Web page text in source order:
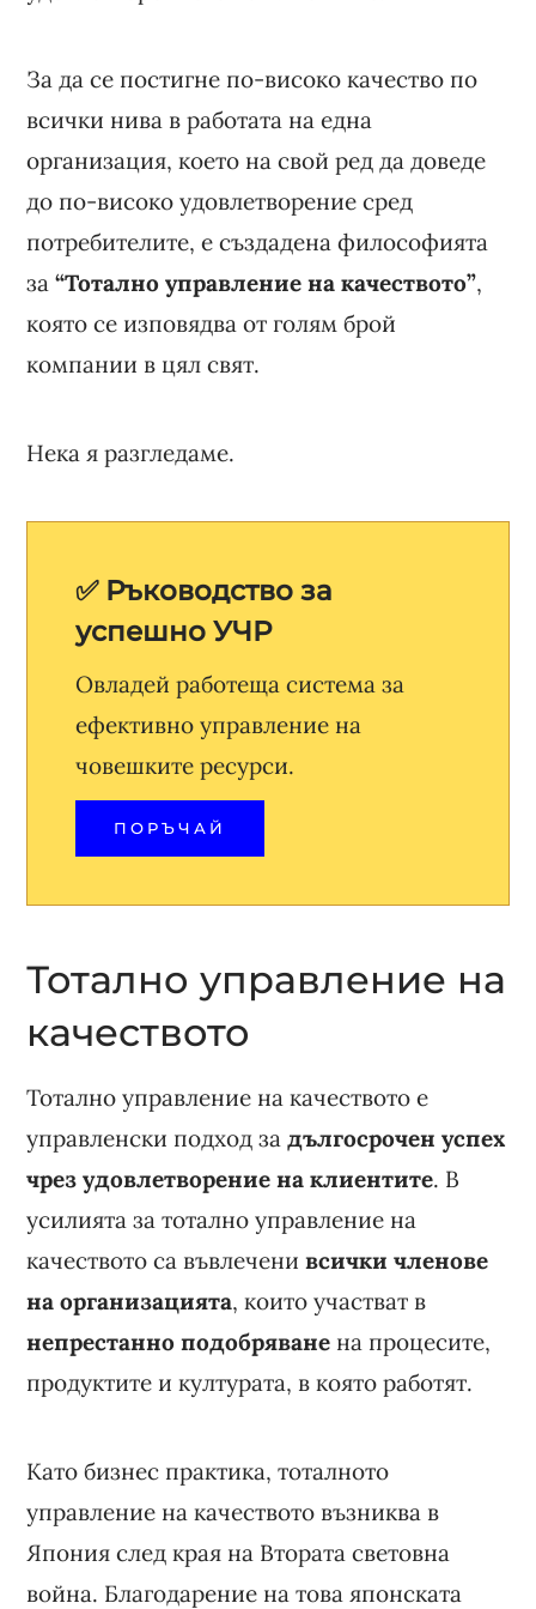
За да се постигне по-високо качество по
всички нива в работата на една
организация, което на свой ред да доведе
до по-високо удовлетворение сред
потребителите, е създадена философията
за“Тотално управление на качеството”,
която се изповядва от голям брой
компании в цял свят.
Нека я разгледаме.
✅ Ръководство за
успешно УЧР
Овладей работеща система за
ефективно управление на
човешките ресурси.
ПОРЪЧАЙ
Тотално управление на
качеството
Тотално управление на качеството е
управленски подход задългосрочен успех
чрез удовлетворение на клиентите. В
усилията за тотално управление на
качеството са въвлеченивсички членове
на организацията, които участват в
непрестанно подобряване на процесите,
продуктите и културата, в която работят.
Като бизнес практика, тоталното
управление на качеството възниква в
Япония след края на Втората световна
война. Благодарение на това японската